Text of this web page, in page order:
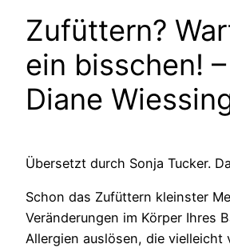
Zufüttern?
ein bisschen!
Diane
Übersetzt durch Sonja Tucker.
Schon das Zufüttern kleinster
Veränderungen im Körper Ihres
Allergien auslösen, die vielleicht